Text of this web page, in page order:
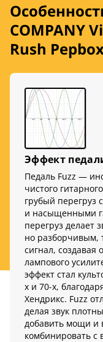
COMPANY
Rush
Эффект
Педаль Fuzz —
чистого
грубый перегруз
и насыщенными
перегруз делает
но разборчивым,
сигнал,
лампового
эффект стал
х и 70-х,
Хендрикс. Fuzz
делая звук
добавить мощи и
комбинировать с